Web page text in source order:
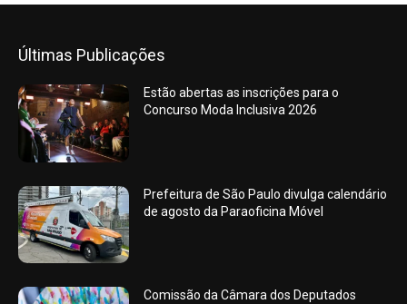
Últimas Publicações
Estão abertas as inscrições para o
Concurso Moda Inclusiva 2026
Prefeitura de São Paulo divulga calendário
de agosto da Paraoficina Móvel
Comissão da Câmara dos Deputados